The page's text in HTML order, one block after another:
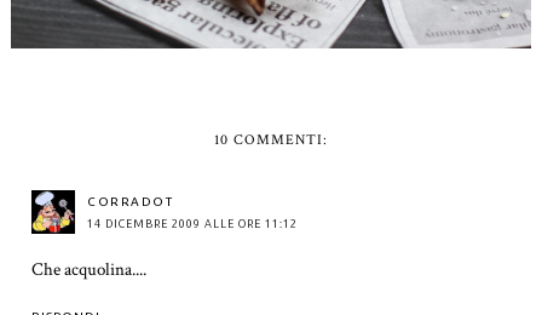
10 COMMENTI:
CORRADOT
14 DICEMBRE 2009 ALLE ORE 11:12
Che acquolina....